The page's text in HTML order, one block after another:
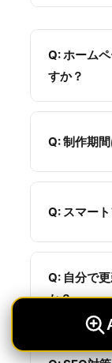
なSEO対策
います。
をご利用く
構造化デ
報を明確化
情報の網
継続的な
改善サイ
Q: ホーム
すか？
ホームペー
300,000円
ディングペ
います。無
Q: 制作期
規模により
月、ECサイ
合は特急対
Q: スマー
はい、すべ
ンで、PC・
されています
Q: 自分で
か？
はい、
ルも提供い